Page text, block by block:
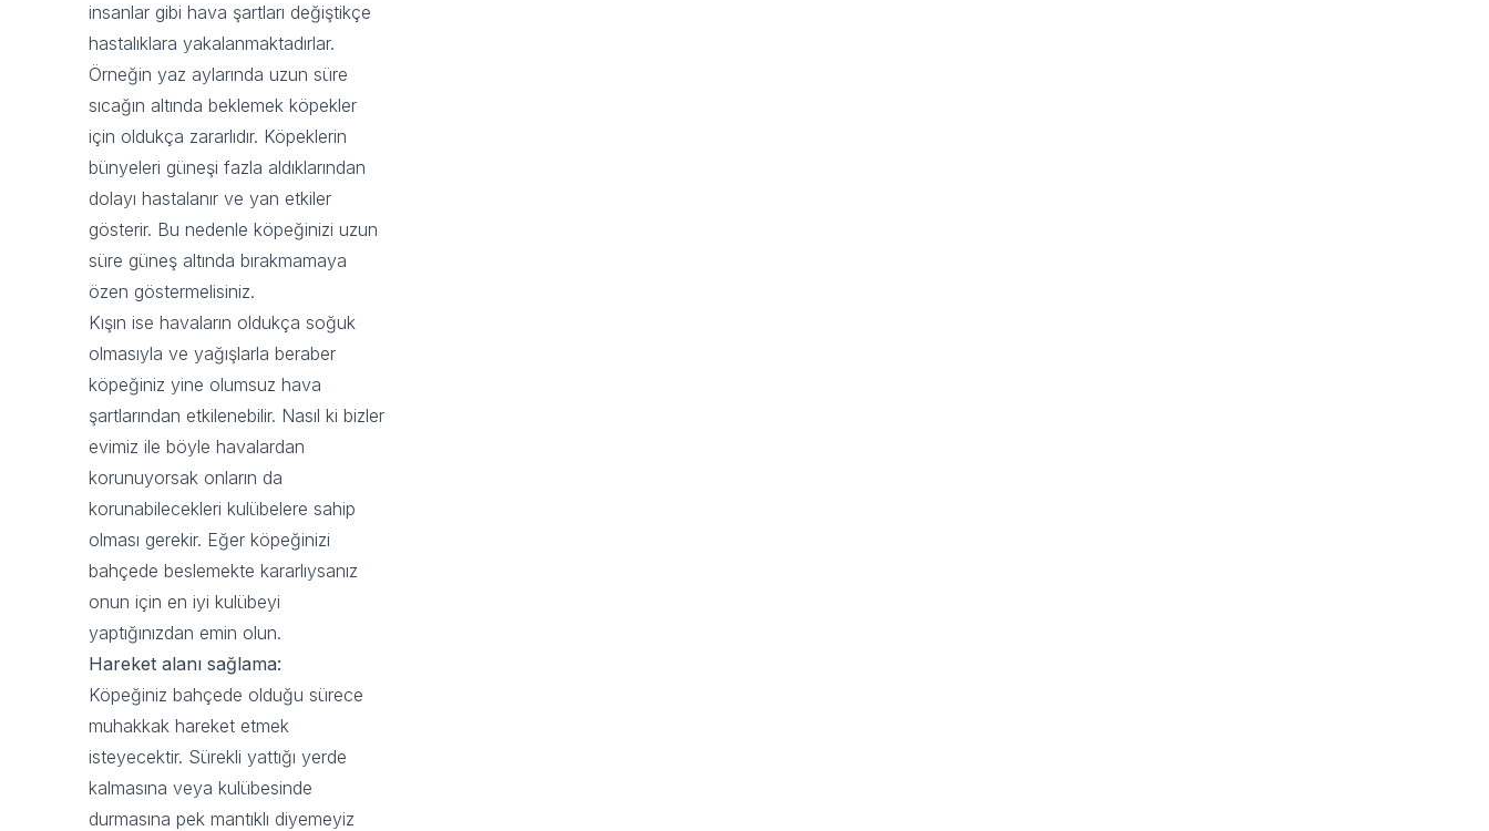
insanlar gibi hava şartları değiştikçe
hastalıklara yakalanmaktadırlar.
Örneğin yaz aylarında uzun süre
sıcağın altında beklemek köpekler
için oldukça zararlıdır. Köpeklerin
bünyeleri güneşi fazla aldıklarından
dolayı hastalanır ve yan etkiler
gösterir. Bu nedenle köpeğinizi uzun
süre güneş altında bırakmamaya
özen göstermelisiniz.
Kışın ise havaların oldukça soğuk
olmasıyla ve yağışlarla beraber
köpeğiniz yine olumsuz hava
şartlarından etkilenebilir. Nasıl ki bizler
evimiz ile böyle havalardan
korunuyorsak onların da
korunabilecekleri kulübelere sahip
olması gerekir. Eğer köpeğinizi
bahçede beslemekte kararlıysanız
onun için en iyi kulübeyi
yaptığınızdan emin olun.
Hareket alanı sağlama:
Köpeğiniz bahçede olduğu sürece
muhakkak hareket etmek
isteyecektir. Sürekli yattığı yerde
kalmasına veya kulübesinde
durmasına pek mantıklı diyemeyiz